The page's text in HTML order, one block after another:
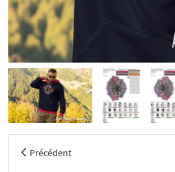
Précédent